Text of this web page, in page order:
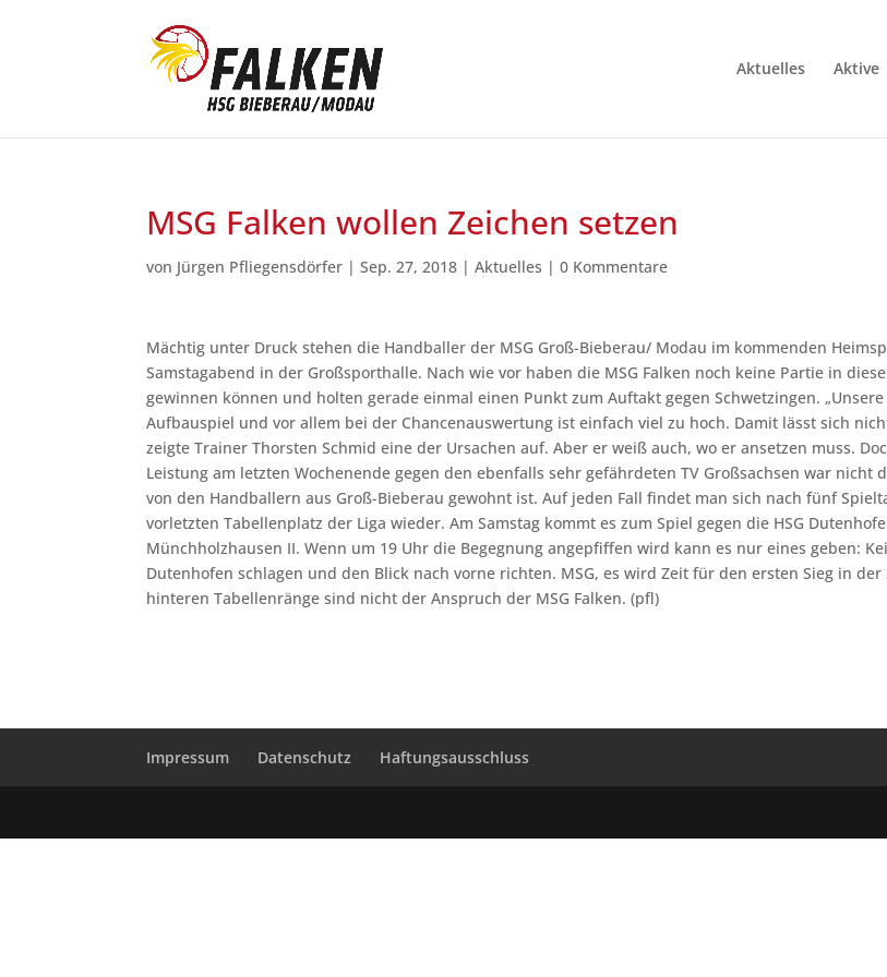
Aktuelles Aktive
MSG Falken wollen Zeichen setzen
von Jürgen Pfliegensdörfer |Sep. 27, 2018 |Aktuelles |0 Kommentare
Mächtig unter Druck stehen die Handballer der MSG Groß-Bieberau/ Modau im kommenden
Samstagabend in der Großsporthalle. Nach wie vor haben die MSG Falken noch keine Partie in
gewinnen können und holten gerade einmal einen Punkt zum Auftakt gegen Schwetzingen.
Aufbauspiel und vor allem bei der Chancenauswertung ist einfach viel zu hoch. Damit lässt sich
zeigte Trainer Thorsten Schmid eine der Ursachen auf. Aber er weiß auch, wo er ansetzen muss.
Leistung am letzten Wochenende gegen den ebenfalls sehr gefährdeten TV Großsachsen war nicht
von den Handballern aus Groß-Bieberau gewohnt ist. Auf jeden Fall findet man sich nach fünf
vorletzten Tabellenplatz der Liga wieder. Am Samstag kommt es zum Spiel gegen die HSG
Münchholzhausen II. Wenn um 19 Uhr die Begegnung angepfiffen wird kann es nur eines geben:
Dutenhofen schlagen und den Blick nach vorne richten. MSG, es wird Zeit für den ersten Sieg in der
hinteren Tabellenränge sind nicht der Anspruch der MSG Falken. (pfl)
Impressum Datenschutz Haftungsausschluss